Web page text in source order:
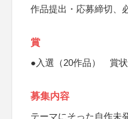
作品提出・応募締切、
賞
●入選（20作品） 賞
募集内容
テーマにそった自作未